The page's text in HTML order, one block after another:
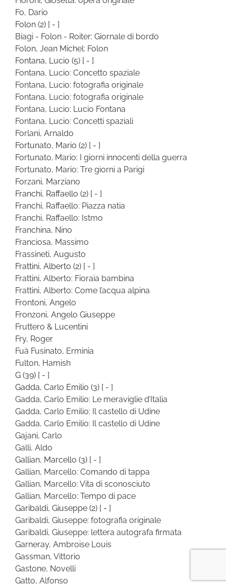
Fo, Dario
Folon (2) [ - ]
Biagi - Folon - Roiter: Giornale di bordo
Folon, Jean Michel: Folon
Fontana, Lucio (5) [ - ]
Fontana, Lucio: Concetto spaziale
Fontana, Lucio: fotografia originale
Fontana, Lucio: fotografia originale
Fontana, Lucio: Lucio Fontana
Fontana, Lucio: Concetti spaziali
Forlani, Arnaldo
Fortunato, Mario (2) [ - ]
Fortunato, Mario: I giorni innocenti della guerra
Fortunato, Mario: Tre giorni a Parigi
Forzani, Marziano
Franchi, Raffaello (2) [ - ]
Franchi, Raffaello: Piazza natia
Franchi, Raffaello: Istmo
Franchina, Nino
Franciosa, Massimo
Frassineti, Augusto
Frattini, Alberto (2) [ - ]
Frattini, Alberto: Fioraia bambina
Frattini, Alberto: Come l’acqua alpina
Frontoni, Angelo
Fronzoni, Angelo Giuseppe
Fruttero & Lucentini
Fry, Roger
Fuà Fusinato, Erminia
Fulton, Hamish
G (39) [ - ]
Gadda, Carlo Emilio (3) [ - ]
Gadda, Carlo Emilio: Le meraviglie d’Italia
Gadda, Carlo Emilio: Il castello di Udine
Gadda, Carlo Emilio: Il castello di Udine
Gajani, Carlo
Galli, Aldo
Gallian, Marcello (3) [ - ]
Gallian, Marcello: Comando di tappa
Gallian, Marcello: Vita di sconosciuto
Gallian, Marcello: Tempo di pace
Garibaldi, Giuseppe (2) [ - ]
Garibaldi, Giuseppe: fotografia originale
Garibaldi, Giuseppe: lettera autografa firmata
Garneray, Ambroise Louis
Gassman, Vittorio
Gastone, Novelli
Gatto, Alfonso